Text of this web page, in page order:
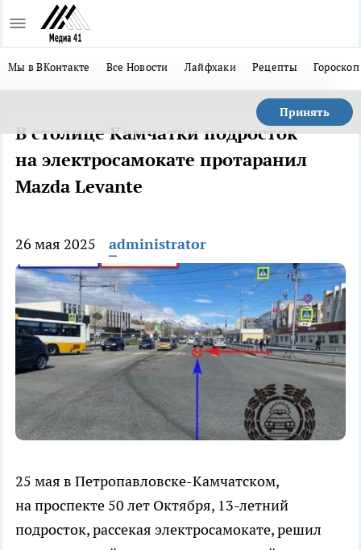
Мы в ВКонтакте Все Новости Лайфхаки Рецепты Гороскоп
Принять
В столице Камчатки подросток
на электросамокате протаранил
Mazda Levante
26 мая 2025 administrator
25 мая в Петропавловске-Камчатском,
на проспекте 50 лет Октября, 13-летний
подросток, рассекая электросамокате, решил